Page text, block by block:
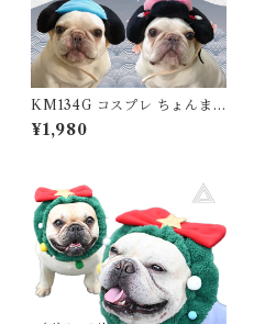
KM134G コスプレ ちょんま
げ帽子 舞子 侍 時代劇 撮影 イ
ベント注目
¥1,980